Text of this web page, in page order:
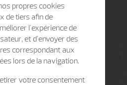
propres cookies
de tiers afin de
l'expérience de
et d'envoyer des
correspondant aux
lors de la navigation.
votre consentement